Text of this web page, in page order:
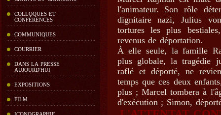
COLLOQUES ET
CONFÉRENCES
COMMUNIQUES
COURRIER
DANS LA PRESSE
AUJOURD'HUI
EXPOSITIONS
FILM
l'animateur. Son rôle
dignitaire nazi, Julius
tortures les plus
revenus de déportation.
À elle seule, la famille
plus globale, la tragédie
raflé et déporté, ne
temps que ces deux
plus ; Marcel tombera à
d'exécution ; Simon,